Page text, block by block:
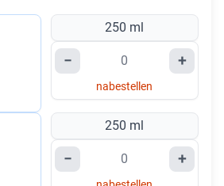
250 ml
− +
nabestellen
250 ml
− +